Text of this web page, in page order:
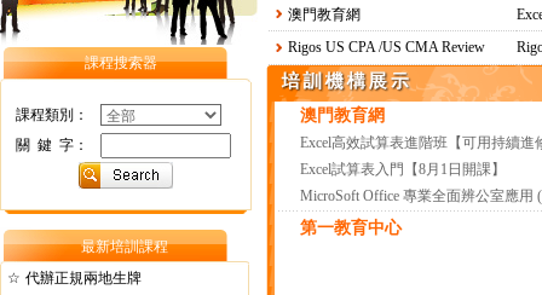
課程搜索器
課程類別：
關 鍵 字：
最新培訓課程
☆ 代辦正規兩地生牌
澳門教育網
Rigos US CPA /US CMA Review
澳門教育網
Excel高效試算表進階班【可用持續進
Excel試算表入門【8月1日開課】
MicroSoft Office 專業全面辨公室應用
第一教育中心